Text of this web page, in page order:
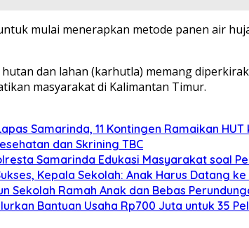
mulai menerapkan metode panen air
dan lahan (karhutla) memang
masyarakat di Kalimantan Timur.
Samarinda, 11 Kontingen Ramaikan HUT
dan Skrining TBC
Samarinda Edukasi Masyarakat soal
Kepala Sekolah: Anak Harus Datang
Sekolah Ramah Anak dan Bebas
Bantuan Usaha Rp700 Juta untuk 35